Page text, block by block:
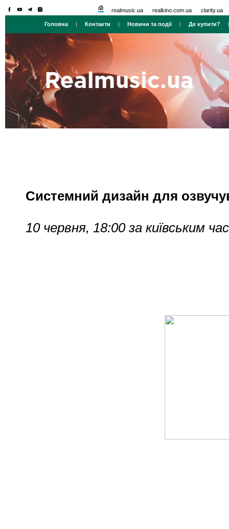
realmusic.ua realkino.com.ua clarity.ua
Головна | Контакти | Новини та події| Де купити?
Системний дизайн для
10 червня, 18:00 за київським